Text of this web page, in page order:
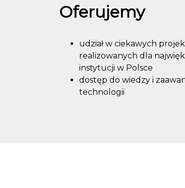
Oferujemy
udział w ciekawych
realizowanych dla
instytucji w Polsce
dostęp do wiedzy i
technologii